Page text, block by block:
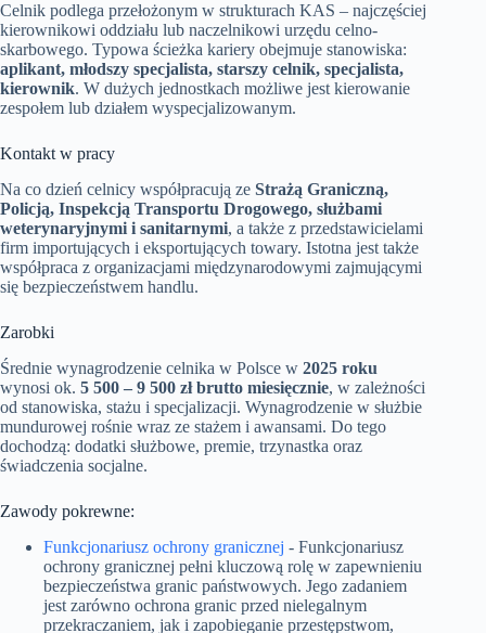
Celnik podlega przełożonym w strukturach KAS – najczęściej
kierownikowi oddziału lub naczelnikowi urzędu celno-
skarbowego. Typowa ścieżka kariery obejmuje stanowiska:
aplikant, młodszy specjalista, starszy celnik, specjalista,
kierownik. W dużych jednostkach możliwe jest kierowanie
zespołem lub działem wyspecjalizowanym.
Kontakt w pracy
Na co dzień celnicy współpracują ze Strażą Graniczną,
Policją, Inspekcją Transportu Drogowego, służbami
weterynaryjnymi i sanitarnymi, a także z przedstawicielami
firm importujących i eksportujących towary. Istotna jest także
współpraca z organizacjami międzynarodowymi zajmującymi
się bezpieczeństwem handlu.
Zarobki
Średnie wynagrodzenie celnika w Polsce w 2025 roku
wynosi ok. 5 500 – 9 500 zł brutto miesięcznie, w zależności
od stanowiska, stażu i specjalizacji. Wynagrodzenie w służbie
mundurowej rośnie wraz ze stażem i awansami. Do tego
dochodzą: dodatki służbowe, premie, trzynastka oraz
świadczenia socjalne.
Zawody pokrewne:
Funkcjonariusz ochrony granicznej - Funkcjonariusz
ochrony granicznej pełni kluczową rolę w zapewnieniu
bezpieczeństwa granic państwowych. Jego zadaniem
jest zarówno ochrona granic przed nielegalnym
przekraczaniem, jak i zapobieganie przestępstwom,